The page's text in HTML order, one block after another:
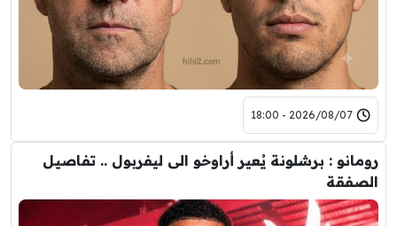
2026/08/07 - 18:00
رومانو : برشلونة يُعير أراوخو الى ليفربول .. تفاصيل
الصفقة